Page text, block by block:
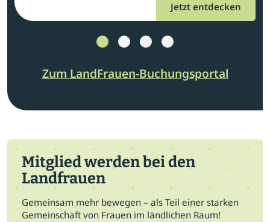
Jetzt entdecken
Zum LandFrauen-Buchungsportal
Mitglied werden bei den
Landfrauen
Gemeinsam mehr bewegen – als Teil einer starken
Gemeinschaft von Frauen im ländlichen Raum!